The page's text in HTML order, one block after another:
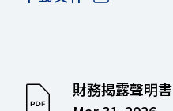
財務揭露聲明書